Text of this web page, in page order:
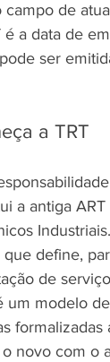
de
a data de
ser
a TRT
a antiga
Industriais.
define,
de
um modelo
novo com